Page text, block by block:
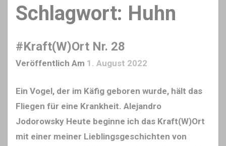
Schlagwort: Huhn
#Kraft(W)Ort Nr. 28
Veröffentlich Am 1. August 2022
Ein Vogel, der im Käfig geboren wurde, hält das
Fliegen für eine Krankheit. Alejandro
Jodorowsky Heute beginne ich das Kraft(W)Ort
mit einer meiner Lieblingsgeschichten von